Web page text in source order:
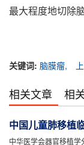
最大程度地切除
关键词: 脑膜瘤,
相关文章 相
中国儿童肺移植
中华医学会器官移植学